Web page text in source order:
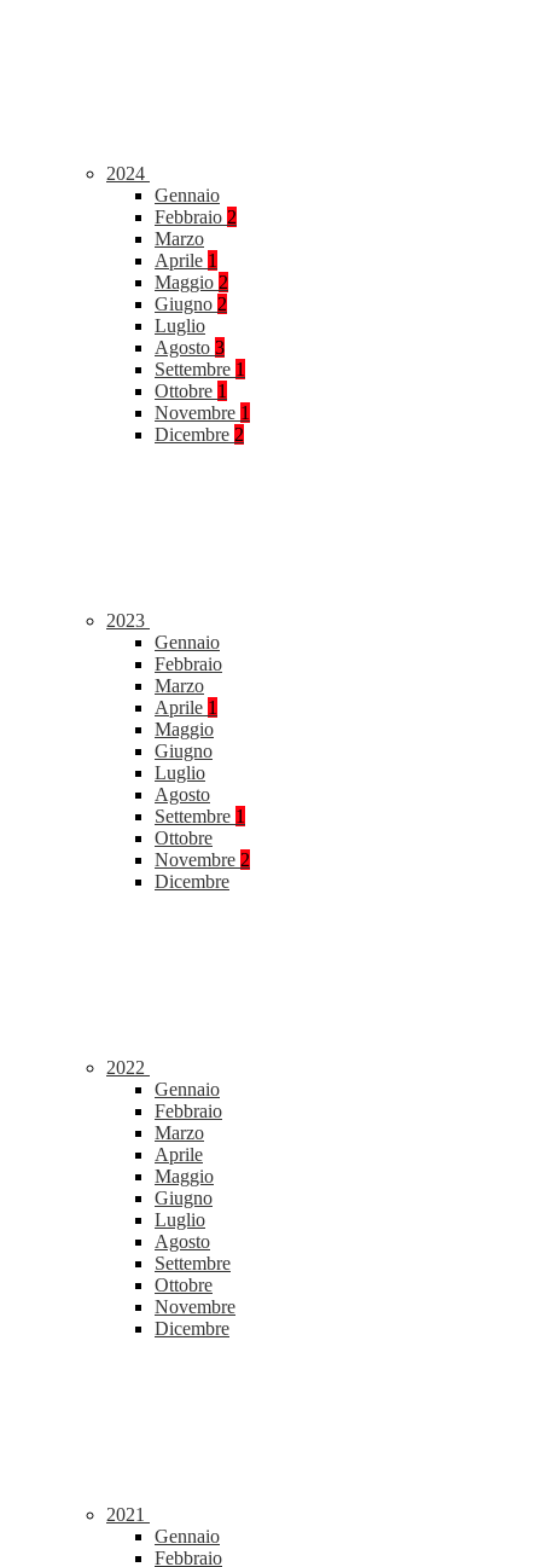
2024
Gennaio
Febbraio 2
Marzo
Aprile 1
Maggio 2
Giugno 2
Luglio
Agosto 3
Settembre 1
Ottobre 1
Novembre 1
Dicembre 2
2023
Gennaio
Febbraio
Marzo
Aprile 1
Maggio
Giugno
Luglio
Agosto
Settembre 1
Ottobre
Novembre 2
Dicembre
2022
Gennaio
Febbraio
Marzo
Aprile
Maggio
Giugno
Luglio
Agosto
Settembre
Ottobre
Novembre
Dicembre
2021
Gennaio
Febbraio